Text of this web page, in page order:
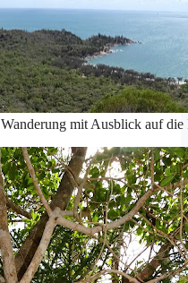
Wanderung mit Ausblick auf die